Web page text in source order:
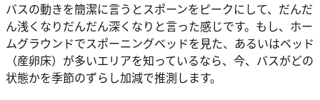
バスの動きを簡潔に言うとスポーンをピークにして、 だんだ
ん浅くなりだんだん深くなりと言った感じです。 もし、ホー
ムグラウンドでスポーニングベッドを見た、あるいはベッド
（産卵床）が多いエリアを知っているなら、今、バスがどの
状態かを季節のずらし加減で推測します。